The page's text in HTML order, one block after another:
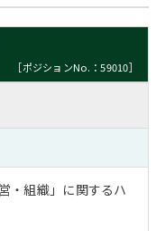
おわり
［ポジションNo.：59010］
・組織」に関するハ